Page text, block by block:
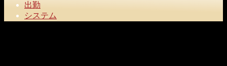
出勤
システム